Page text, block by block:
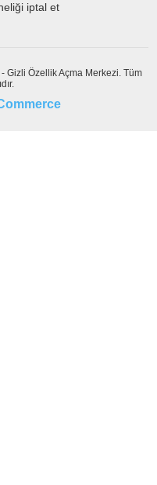
iptal et
Gizli Özellik Açma Merkezi. Tüm